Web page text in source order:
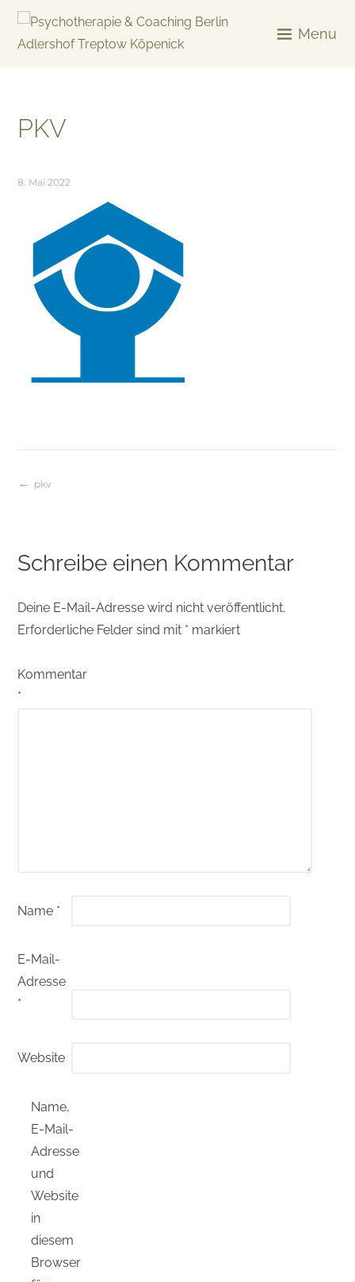
Skip
Menu
PKV
8. Mai 2022
Beitragsnavigation
pkv
Schreibe einen Kommentar
Deine E-Mail-Adresse wird nicht veröffentlicht.
Erforderliche Felder sind mit * markiert
Kommentar
*
Name *
E-Mail-
Adresse
*
Website
Name,
E-Mail-
Adresse
und
Website
in
diesem
Browser